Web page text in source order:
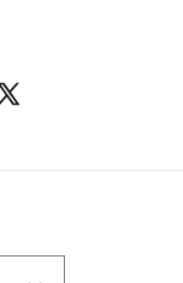
(Twitter)